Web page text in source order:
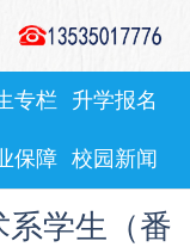
专栏 升学报名
专栏 升学报名
保障 校园新闻
系学生（番